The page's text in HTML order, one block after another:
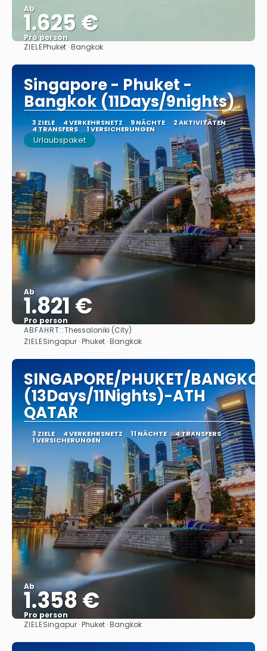
Ab
1.625 €
Pro person
ZIELEPhuket · Bangkok
Singapore - Phuket -
Bangkok (11Days/9nights)
3 ZIELE 4 VERKEHRSNETZ 9 NÄCHTE 2 AKTIVITÄTEN
4 TRANSFERS 1 VERSICHERUNGEN
Urlaubspaket
Ab
1.821 €
Pro person
Sehen
ABFAHRT::Thessaloniki (City)
ZIELESingapur · Phuket · Bangkok
SINGAPORE/PHUKET/
(13Days/11Nights)-ATH
QATAR
3 ZIELE 4 VERKEHRSNETZ 11 NÄCHTE 4 TRANSFERS
1 VERSICHERUNGEN
Ab
1.358 €
Pro person
Sehen
ZIELESingapur · Phuket · Bangkok